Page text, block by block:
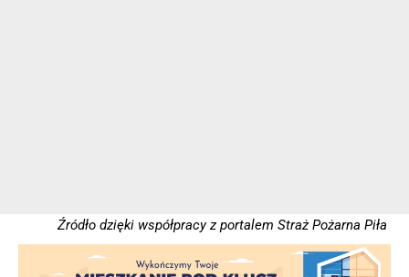
Źródło dzięki współpracy z portalem Straż Pożarna Piła